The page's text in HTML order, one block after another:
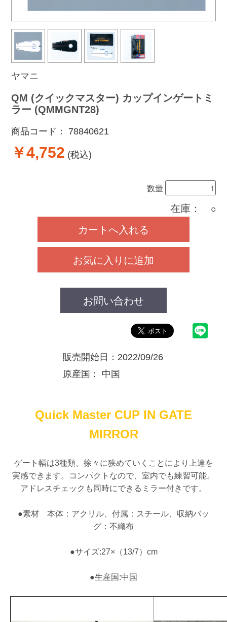
ヤマニ
QM (クイックマスター) カップインゲートミ
ラー (QMMGNT28)
商品コード： 78840621
￥4,752 (税込)
数量
在庫： ○
カートへ入れる
お気に入りに追加
お問い合わせ
販売開始日：2022/09/26
原産国： 中国
Quick Master CUP IN GATE
MIRROR
ゲート幅は3種類、徐々に狭めていくことにより上達を
実感できます。コンパクトなので、室内でも練習可能。
アドレスチェックも同時にできるミラー付きです。
●素材 本体：アクリル、付属：スチール、収納バッ
グ：不織布
●サイズ:27×（13/7）cm
●生産国:中国